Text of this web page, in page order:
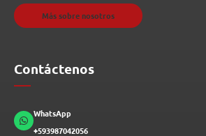
Más sobre nosotros
Contáctenos
WhatsApp
+593987042056